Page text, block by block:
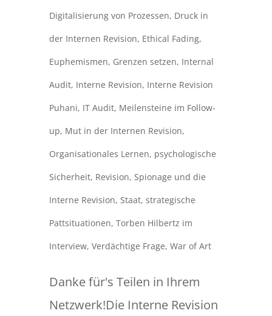
Digitalisierung von Prozessen, Druck in
der Internen Revision, Ethical Fading,
Euphemismen, Grenzen setzen, Internal
Audit, Interne Revision, Interne Revision
Puhani, IT Audit, Meilensteine im Follow-
up, Mut in der Internen Revision,
Organisationales Lernen, psychologische
Sicherheit, Revision, Spionage und die
Interne Revision, Staat, strategische
Pattsituationen, Torben Hilbertz im
Interview, Verdächtige Frage, War of Art
Danke für's Teilen in Ihrem
Netzwerk!Die Interne Revision